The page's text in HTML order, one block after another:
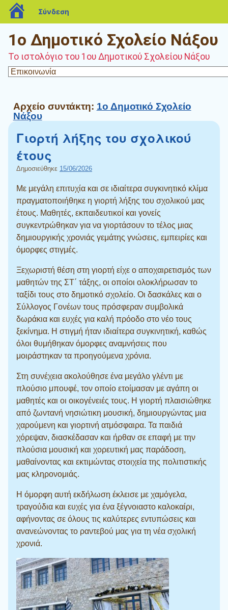
1ο Δημοτικό Σχολείο Νάξου
Το ιστολόγιο του 1ου Δημοτικού Σχολείου Νάξου
Αρχείο συντάκτη: 1ο Δημοτικό Σχολείο
Νάξου
Γιορτή λήξης του σχολικού
έτους
Δημοσιεύθηκε 15/06/2026
Με μεγάλη επιτυχία και σε ιδιαίτερα συγκινητικό κλίμα
πραγματοποιήθηκε η γιορτή λήξης του σχολικού μας
έτους. Μαθητές, εκπαιδευτικοί και γονείς
συγκεντρώθηκαν για να γιορτάσουν το τέλος μιας
δημιουργικής χρονιάς γεμάτης γνώσεις, εμπειρίες και
όμορφες στιγμές.
Ξεχωριστή θέση στη γιορτή είχε ο αποχαιρετισμός των
μαθητών της ΣΤ΄ τάξης, οι οποίοι ολοκλήρωσαν το
ταξίδι τους στο δημοτικό σχολείο. Οι δασκάλες και ο
Σύλλογος Γονέων τους πρόσφεραν συμβολικά
δωράκια και ευχές για καλή πρόοδο στο νέο τους
ξεκίνημα. Η στιγμή ήταν ιδιαίτερα συγκινητική, καθώς
όλοι θυμήθηκαν όμορφες αναμνήσεις που
μοιράστηκαν τα προηγούμενα χρόνια.
Στη συνέχεια ακολούθησε ένα μεγάλο γλέντι με
πλούσιο μπουφέ, τον οποίο ετοίμασαν με αγάπη οι
μαθητές και οι οικογένειές τους. Η γιορτή πλαισιώθηκε
από ζωντανή νησιώτικη μουσική, δημιουργώντας μια
χαρούμενη και γιορτινή ατμόσφαιρα. Τα παιδιά
χόρεψαν, διασκέδασαν και ήρθαν σε επαφή με την
πλούσια μουσική και χορευτική μας παράδοση,
μαθαίνοντας και εκτιμώντας στοιχεία της πολιτιστικής
μας κληρονομιάς.
Η όμορφη αυτή εκδήλωση έκλεισε με χαμόγελα,
τραγούδια και ευχές για ένα ξέγνοιαστο καλοκαίρι,
αφήνοντας σε όλους τις καλύτερες εντυπώσεις και
ανανεώνοντας το ραντεβού μας για τη νέα σχολική
χρονιά.
blogs.sch.gr
Σύνδεση